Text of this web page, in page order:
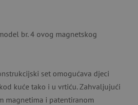
br. 4 ovog magnetskog
set omogućava djeci
kuće tako i u vrtiću. Zahvaljujući
magnetima i patentiranom